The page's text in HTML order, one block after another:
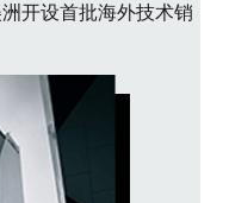
洲开设首批海外技术销